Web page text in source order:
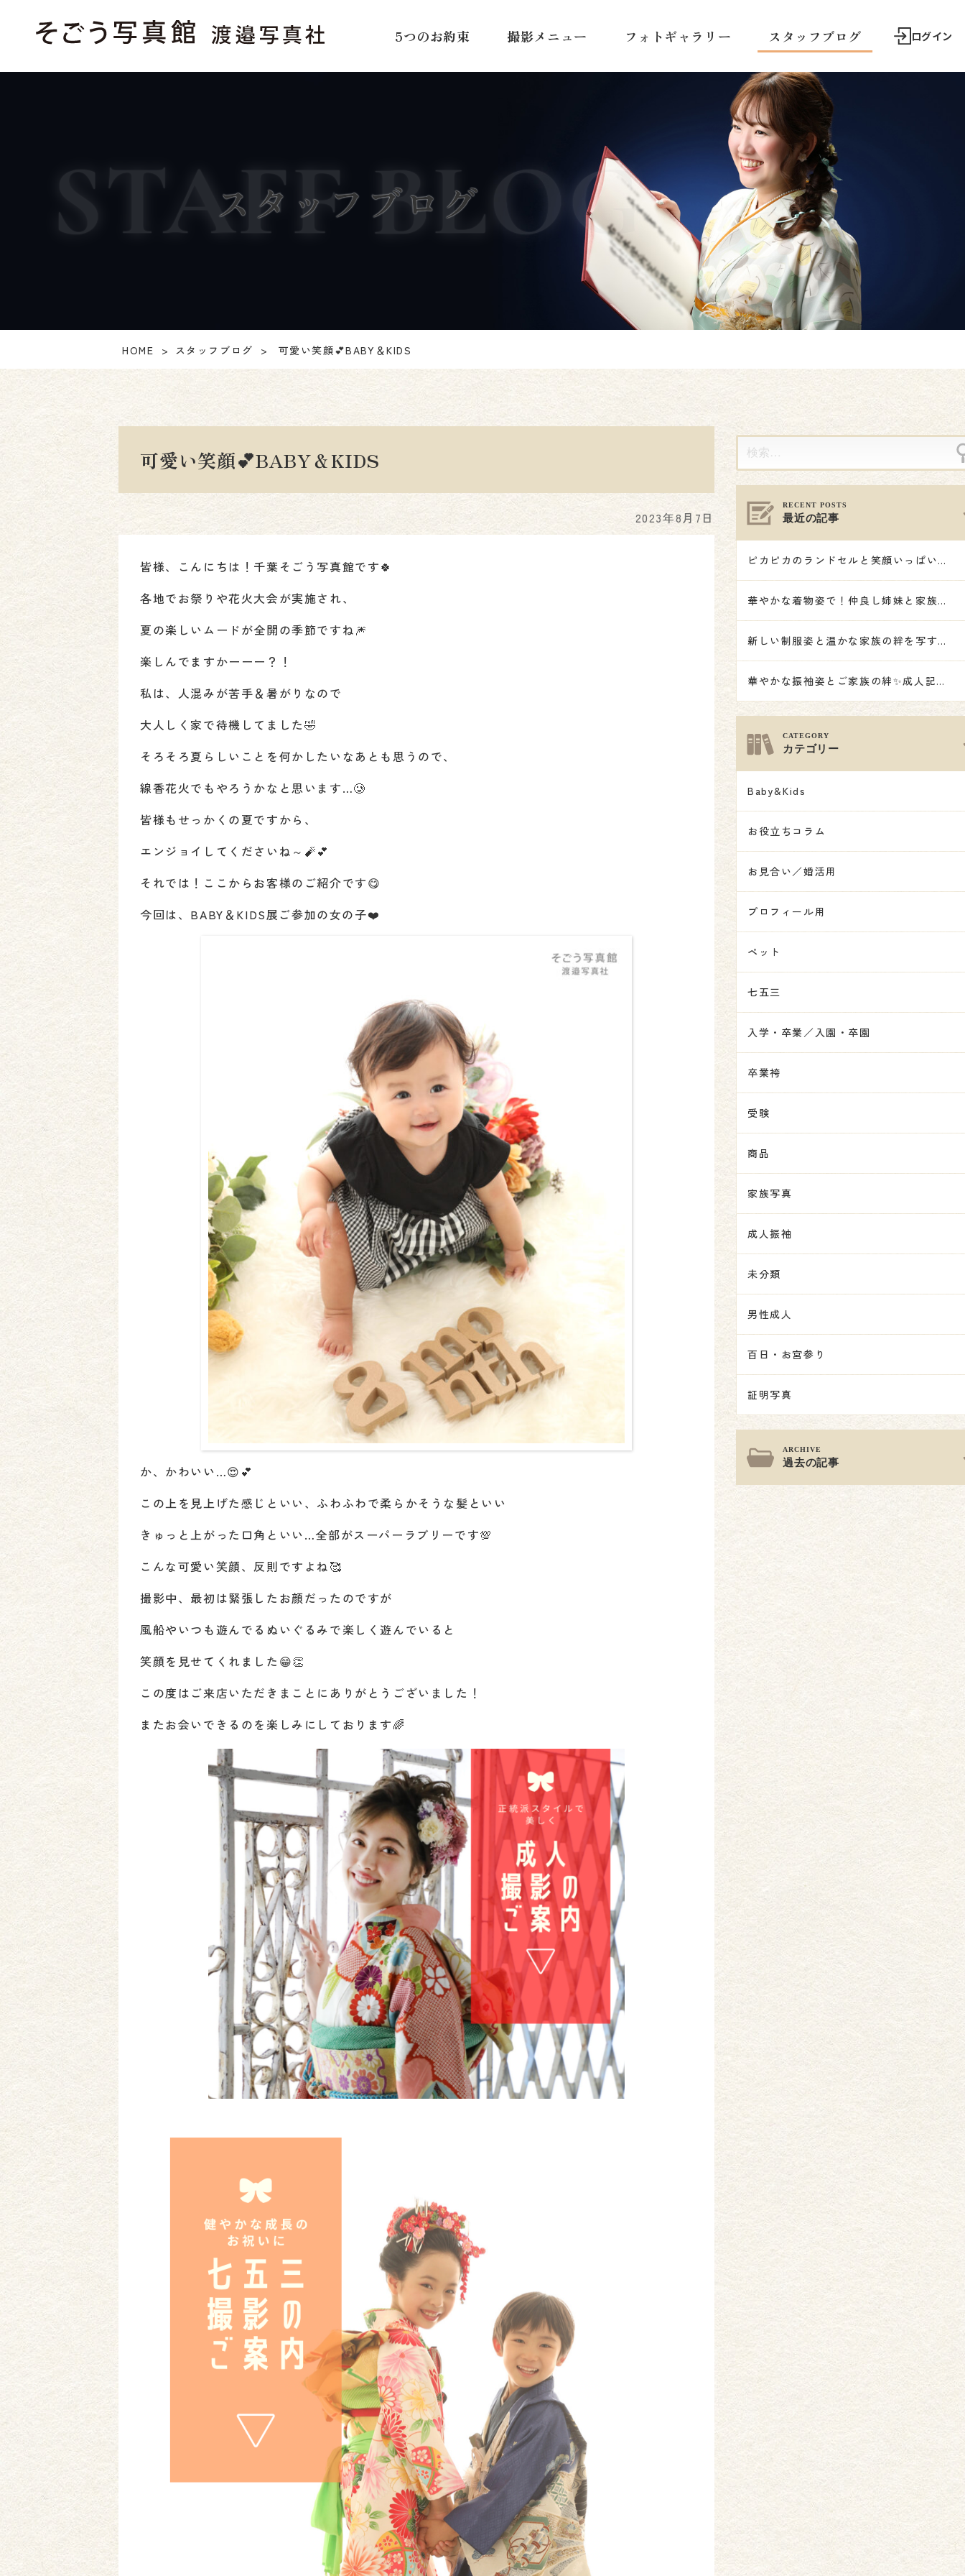
5つのお約束 撮影メニュー フォトギャラリー スタッフブログ ログイン
スタッフブログ
STAFF BLOG
HOME スタッフブログ 可愛い笑顔💕BABY＆KIDS
可愛い笑顔💕BABY＆KIDS
2023年8月7日
皆様、こんにちは！千葉そごう写真館です🍀
各地でお祭りや花火大会が実施され、
夏の楽しいムードが全開の季節ですね🎆
楽しんでますかーーー？！
私は、人混みが苦手＆暑がりなので
大人しく家で待機してました🤣
そろそろ夏らしいことを何かしたいなあとも思うので、
線香花火でもやろうかなと思います…🥲
皆様もせっかくの夏ですから、
エンジョイしてくださいね～🧨💕
それでは！ここからお客様のご紹介です😋
今回は、BABY＆KIDS展ご参加の女の子❤️
か、かわいい…😍💕
この上を見上げた感じといい、ふわふわで柔らかそうな髪といい
きゅっと上がった口角といい…全部がスーパーラブリーです💯
こんな可愛い笑顔、反則ですよね🥰
撮影中、最初は緊張したお顔だったのですが
風船やいつも遊んでるぬいぐるみで楽しく遊んでいると
笑顔を見せてくれました😁👏
この度はご来店いただきまことにありがとうございました！
またお会いできるのを楽しみにしております🌈
最近の記事
ピカピカのランドセルと笑顔いっぱいの記念撮影🌸
華やかな着物姿で！仲良し姉妹と家族で祝う七五三🎋👘🌟
新しい制服姿と温かな家族の絆を写す記念撮影🌸
華やかな振袖姿とご家族の絆✨成人記念撮影👘
カテゴリー
Baby&Kids
お役立ちコラム
お見合い／婚活用
プロフィール用
ペット
七五三
入学・卒業／入園・卒園
卒業袴
受験
商品
家族写真
成人振袖
未分類
男性成人
百日・お宮参り
証明写真
過去の記事